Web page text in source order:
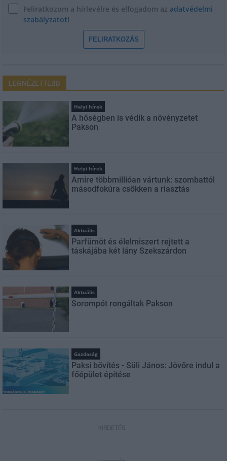
Feliratkozom a hírlevélre és elfogadom az adatvédelmi
szabályzatot!
FELIRATKOZÁS
LEGNÉZETTEBB
Helyi hírek
A hőségben is védik a növényzetet
Pakson
Helyi hírek
Amire többmillióan vártunk: szombattól
másodfokúra csökken a riasztás
Aktuális
Parfümöt és élelmiszert rejtett a
táskájába két lány Szekszárdon
Aktuális
Sorompót rongáltak Pakson
Gazdaság
Paksi bővítés - Süli János: Jövőre indul a
főépület építése
HIRDETÉS